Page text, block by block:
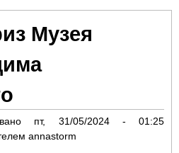
Музея
пт, 31/05/2024 - 01:25
annastorm